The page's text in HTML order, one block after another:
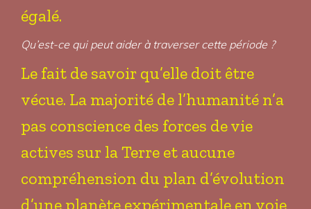
égalé.
Qu’est-ce qui peut aider à traverser cette période ?
Le fait de savoir qu’elle doit être
vécue. La majorité de l’humanité n’a
pas conscience des forces de vie
actives sur la Terre et aucune
compréhension du plan d’évolution
d’une planète expérimentale en voie